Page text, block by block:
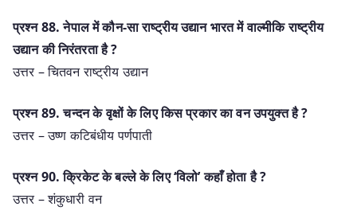
प्रश्‍न 88. नेपाल में कौन-सा राष्ट्रीय उद्यान भारत में वाल्मीकि राष्ट्रीय
उद्यान की निरंतरता है ?
उत्तर – चितवन राष्ट्रीय उद्यान
प्रश्‍न 89. चन्दन के वृक्षों के लिए किस प्रकार का वन उपयुक्त है ?
उत्तर – उष्ण कटिबंधीय पर्णपाती
प्रश्‍न 90. क्रिकेट के बल्ले के लिए ‘विलो’ कहाँ होता है ?
उत्तर – शंकुधारी वन